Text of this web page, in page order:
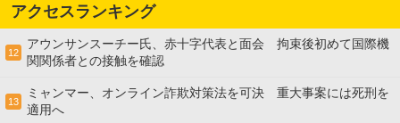
アクセスランキング
12
アウンサンスーチー氏、赤十字代表と面会 拘束後初めて国際機
関関係者との接触を確認
13
ミャンマー、オンライン詐欺対策法を可決 重大事案には死刑を
適用へ